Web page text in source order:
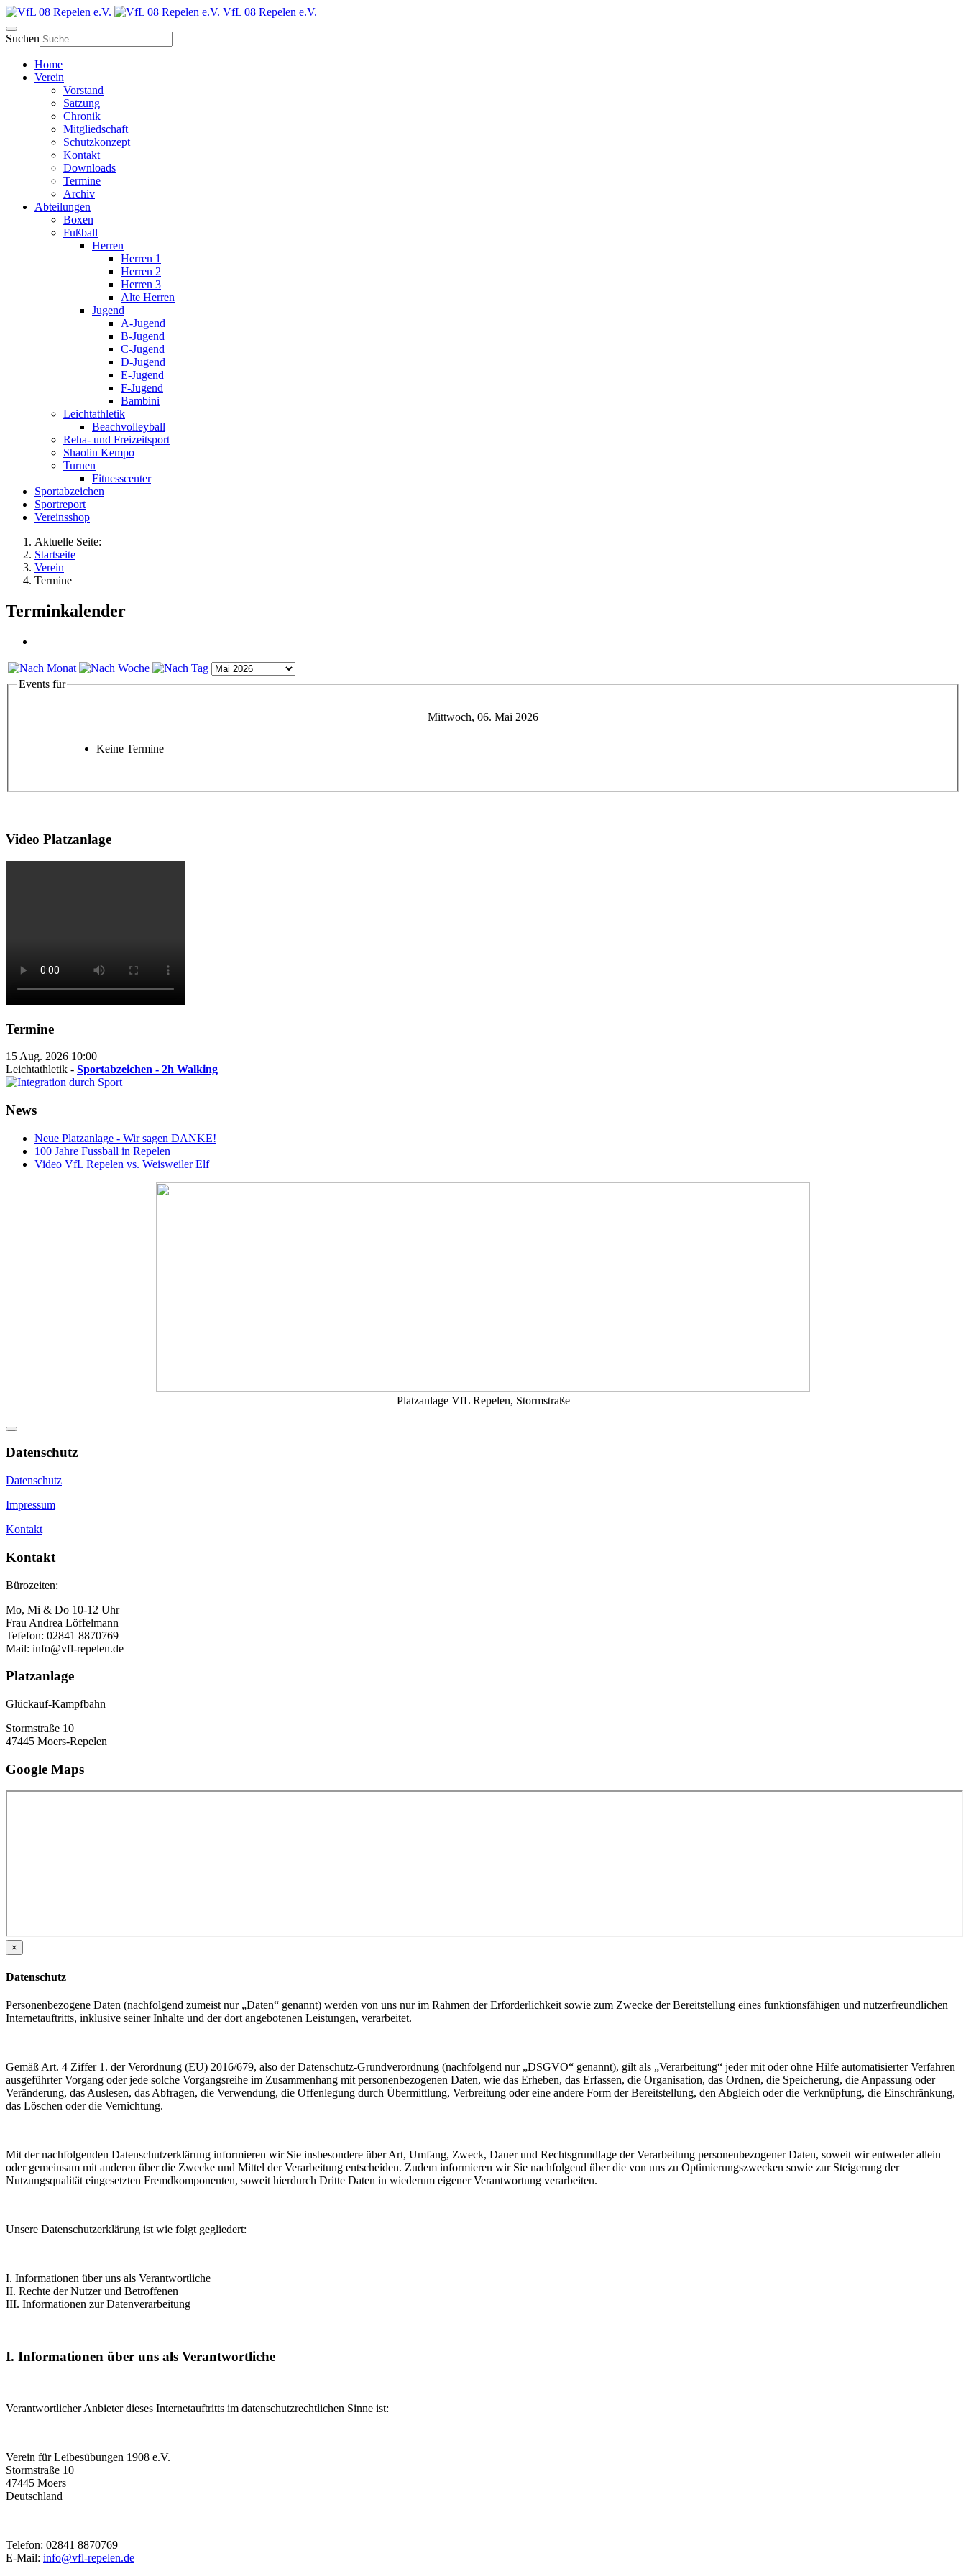
VfL 08 Repelen e.V.
Suchen
Home
Verein
Vorstand
Satzung
Chronik
Mitgliedschaft
Schutzkonzept
Kontakt
Downloads
Termine
Archiv
Abteilungen
Boxen
Fußball
Herren
Herren 1
Herren 2
Herren 3
Alte Herren
Jugend
A-Jugend
B-Jugend
C-Jugend
D-Jugend
E-Jugend
F-Jugend
Bambini
Leichtathletik
Beachvolleyball
Reha- und Freizeitsport
Shaolin Kempo
Turnen
Fitnesscenter
Sportabzeichen
Sportreport
Vereinsshop
Aktuelle Seite:
Startseite
Verein
Termine
Terminkalender
Events für
Mittwoch, 06. Mai 2026
Keine Termine
Video Platzanlage
Termine
15 Aug. 2026 10:00
Leichtathletik - Sportabzeichen - 2h Walking
News
Neue Platzanlage - Wir sagen DANKE!
100 Jahre Fussball in Repelen
Video VfL Repelen vs. Weisweiler Elf
Platzanlage VfL Repelen, Stormstraße
Datenschutz
Datenschutz
Impressum
Kontakt
Kontakt
Bürozeiten:
Mo, Mi & Do 10-12 Uhr
Frau Andrea Löffelmann
Tefefon: 02841 8870769
Mail: info@vfl-repelen.de
Platzanlage
Glückauf-Kampfbahn
Stormstraße 10
47445 Moers-Repelen
Google Maps
×
Datenschutz
Personenbezogene Daten (nachfolgend zumeist nur „Daten“ genannt) werden von uns nur im Rahmen der Erforderlichkeit sowie zum Zwecke der Bereitstellung eines funktionsfähigen und nutzerfreundlichen
Internetauftritts, inklusive seiner Inhalte und der dort angebotenen Leistungen, verarbeitet.
Gemäß Art. 4 Ziffer 1. der Verordnung (EU) 2016/679, also der Datenschutz-Grundverordnung (nachfolgend nur „DSGVO“ genannt), gilt als „Verarbeitung“ jeder mit oder ohne Hilfe automatisierter Verfahren
ausgeführter Vorgang oder jede solche Vorgangsreihe im Zusammenhang mit personenbezogenen Daten, wie das Erheben, das Erfassen, die Organisation, das Ordnen, die Speicherung, die Anpassung oder
Veränderung, das Auslesen, das Abfragen, die Verwendung, die Offenlegung durch Übermittlung, Verbreitung oder eine andere Form der Bereitstellung, den Abgleich oder die Verknüpfung, die Einschränkung,
das Löschen oder die Vernichtung.
Mit der nachfolgenden Datenschutzerklärung informieren wir Sie insbesondere über Art, Umfang, Zweck, Dauer und Rechtsgrundlage der Verarbeitung personenbezogener Daten, soweit wir entweder allein
oder gemeinsam mit anderen über die Zwecke und Mittel der Verarbeitung entscheiden. Zudem informieren wir Sie nachfolgend über die von uns zu Optimierungszwecken sowie zur Steigerung der
Nutzungsqualität eingesetzten Fremdkomponenten, soweit hierdurch Dritte Daten in wiederum eigener Verantwortung verarbeiten.
Unsere Datenschutzerklärung ist wie folgt gegliedert:
I. Informationen über uns als Verantwortliche
II. Rechte der Nutzer und Betroffenen
III. Informationen zur Datenverarbeitung
I. Informationen über uns als Verantwortliche
Verantwortlicher Anbieter dieses Internetauftritts im datenschutzrechtlichen Sinne ist:
Verein für Leibesübungen 1908 e.V.
Stormstraße 10
47445 Moers
Deutschland
Telefon: 02841 8870769
E-Mail: info@vfl-repelen.de